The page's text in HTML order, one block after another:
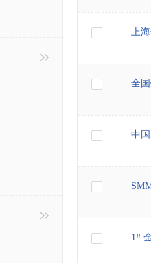
上
全
中
1#